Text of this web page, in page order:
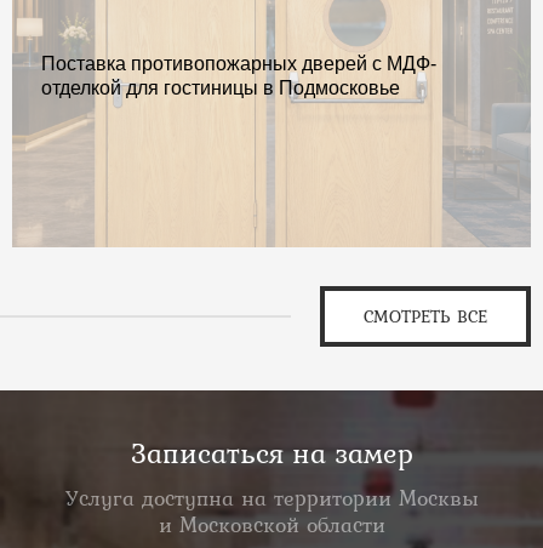
Поставка противопожарных дверей с МДФ-
отделкой для гостиницы в Подмосковье
СМОТРЕТЬ ВСЕ
Записаться на замер
Услуга доступна на территории Москвы
и Московской области